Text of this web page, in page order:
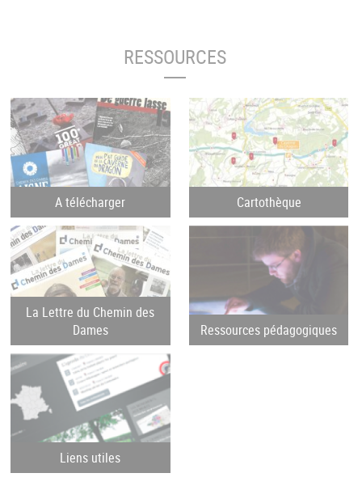
RESSOURCES
A télécharger Cartothèque
La Lettre du Chemin des
Dames
Ressources pédagogiques
Liens utiles